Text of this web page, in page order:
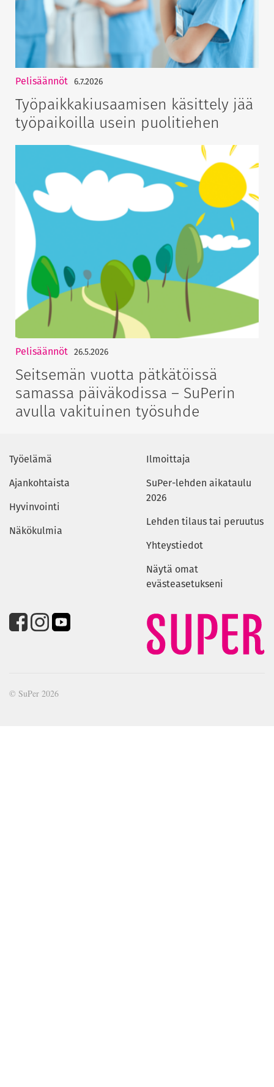
Pelisäännöt 6.7.2026
Työpaikkakiusaamisen käsittely jää
työpaikoilla usein puolitiehen
Pelisäännöt 26.5.2026
Seitsemän vuotta pätkätöissä
samassa päiväkodissa – SuPerin
avulla vakituinen työsuhde
Työelämä
Ajankohtaista
Hyvinvointi
Näkökulmia
Ilmoittaja
SuPer-lehden aikataulu
2026
Lehden tilaus tai peruutus
Yhteystiedot
Näytä omat
evästeasetukseni
© SuPer 2026